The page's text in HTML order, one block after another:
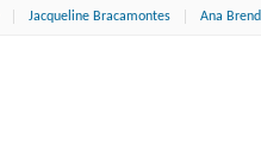
Jacqueline Bracamontes Ana